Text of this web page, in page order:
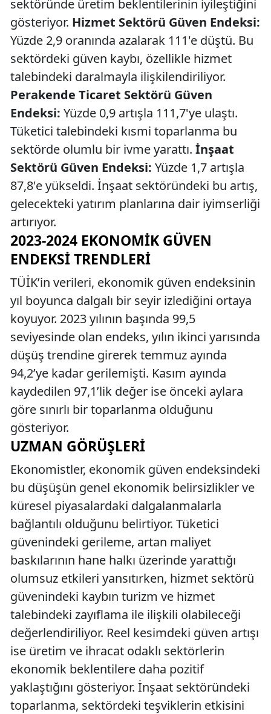
sektöründe üretim beklentilerinin iyileştiğini
gösteriyor. Hizmet Sektörü Güven Endeksi:
Yüzde 2,9 oranında azalarak 111'e düştü. Bu
sektördeki güven kaybı, özellikle hizmet
talebindeki daralmayla ilişkilendiriliyor.
Perakende Ticaret Sektörü Güven
Endeksi: Yüzde 0,9 artışla 111,7'ye ulaştı.
Tüketici talebindeki kısmi toparlanma bu
sektörde olumlu bir ivme yarattı. İnşaat
Sektörü Güven Endeksi: Yüzde 1,7 artışla
87,8'e yükseldi. İnşaat sektöründeki bu artış,
gelecekteki yatırım planlarına dair iyimserliği
artırıyor.
2023-2024 EKONOMIK GÜVEN
ENDEKSI TRENDLERI
TÜİK’in verileri, ekonomik güven endeksinin
yıl boyunca dalgalı bir seyir izlediğini ortaya
koyuyor. 2023 yılının başında 99,5
seviyesinde olan endeks, yılın ikinci yarısında
düşüş trendine girerek temmuz ayında
94,2’ye kadar gerilemişti. Kasım ayında
kaydedilen 97,1’lik değer ise önceki aylara
göre sınırlı bir toparlanma olduğunu
gösteriyor.
UZMAN GÖRÜŞLERI
Ekonomistler, ekonomik güven endeksindeki
bu düşüşün genel ekonomik belirsizlikler ve
küresel piyasalardaki dalgalanmalarla
bağlantılı olduğunu belirtiyor. Tüketici
güvenindeki gerileme, artan maliyet
baskılarının hane halkı üzerinde yarattığı
olumsuz etkileri yansıtırken, hizmet sektörü
güvenindeki kaybın turizm ve hizmet
talebindeki zayıflama ile ilişkili olabileceği
değerlendiriliyor. Reel kesimdeki güven artışı
ise üretim ve ihracat odaklı sektörlerin
ekonomik beklentilere daha pozitif
yaklaştığını gösteriyor. İnşaat sektöründeki
toparlanma, sektördeki teşviklerin etkisini